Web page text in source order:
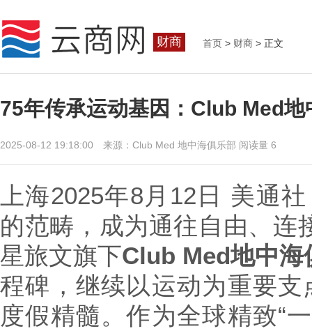
财商 首页 > 财商 > 正文
75年传承运动基因：Club Med
2025-08-12 19:18:00 来源：Club Med 地中海俱乐部 阅读量 6
上海2025年8月12日 美通
的范畴，成为通往自由、连
星旅文旗下Club Med地中海
程碑，继续以运动为重要支
度假精髓。作为全球精致“